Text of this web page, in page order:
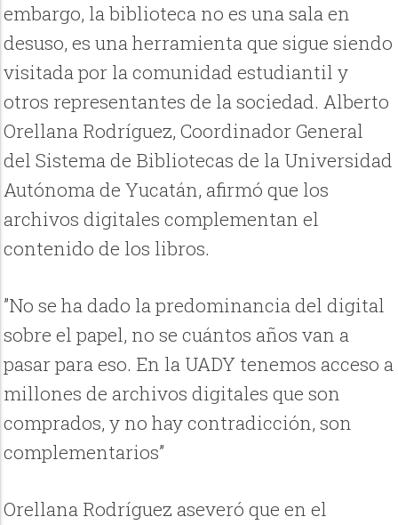
embargo, la biblioteca no es una sala en
desuso, es una herramienta que sigue siendo
visitada por la comunidad estudiantil y
otros representantes de la sociedad. Alberto
Orellana Rodríguez, Coordinador General
del Sistema de Bibliotecas de la Universidad
Autónoma de Yucatán, afirmó que los
archivos digitales complementan el
contenido de los libros.
”No se ha dado la predominancia del digital
sobre el papel, no se cuántos años van a
pasar para eso. En la UADY tenemos acceso a
millones de archivos digitales que son
comprados, y no hay contradicción, son
complementarios”
Orellana Rodríguez aseveró que en el